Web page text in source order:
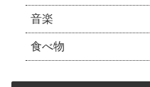
音楽
食べ物